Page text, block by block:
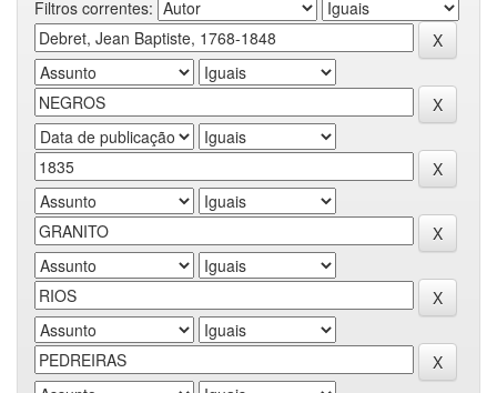
Filtros correntes: